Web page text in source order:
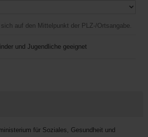
auf den Mittelpunkt der PLZ-/Ortsangabe.
und Jugendliche geeignet
für Soziales, Gesundheit und